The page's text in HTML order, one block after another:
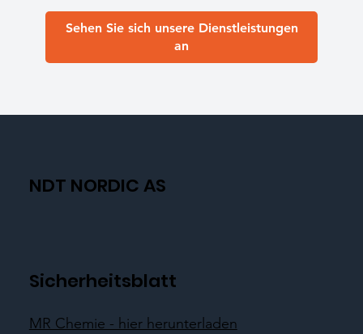
Sehen Sie sich unsere Dienstleistungen
an
NDT NORDIC AS
Sicherheitsblatt
MR Chemie - hier herunterladen